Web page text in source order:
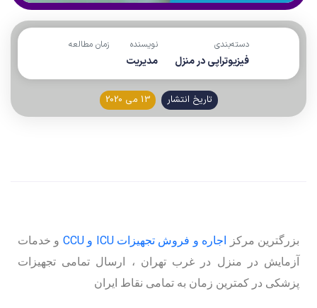
دسته‌بندی
فیزیوتراپی در منزل
نویسنده
مدیریت
زمان مطالعه
تاریخ انتشار 13 می 2020
بزرگترین مرکز اجاره و فروش تجهیزات ICU و CCU
و خدمات
آزمایش در منزل در غرب تهران ، ارسال تمامی تجهیزات
پزشکی در کمترین زمان به تمامی نقاط ایران